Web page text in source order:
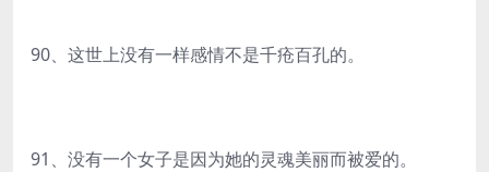
90、这世上没有一样感情不是千疮百孔的。
91、没有一个女子是因为她的灵魂美丽而被爱的。